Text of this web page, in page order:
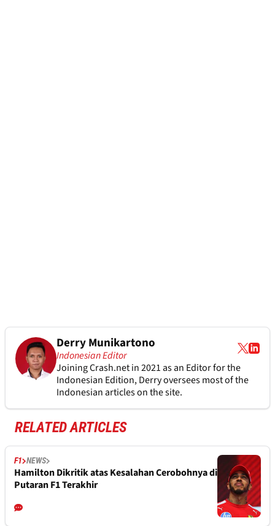
Derry Munikartono
Indonesian Editor
Joining Crash.net in 2021 as an Editor for the
Indonesian Edition, Derry oversees most of the
Indonesian articles on the site.
RELATED ARTICLES
F1 NEWS
Hamilton Dikritik atas Kesalahan Cerobohnya di
Putaran F1 Terakhir